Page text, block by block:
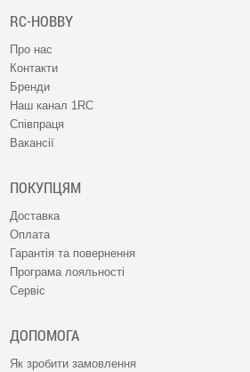
RC-HOBBY
Про нас
Контакти
Бренди
Наш канал 1RC
Співпраця
Вакансії
ПОКУПЦЯМ
Доставка
Оплата
Гарантія та повернення
Програма лояльності
Сервіс
ДОПОМОГА
Як зробити замовлення